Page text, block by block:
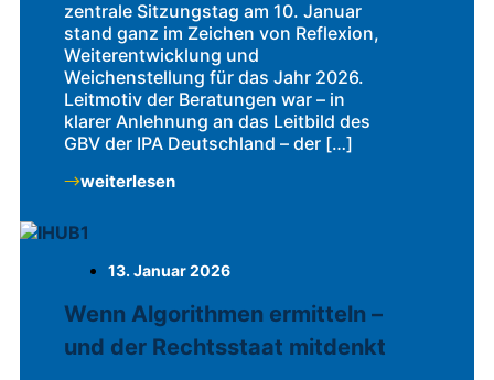
zentrale Sitzungstag am 10. Januar
stand ganz im Zeichen von Reflexion,
Weiterentwicklung und
Weichenstellung für das Jahr 2026.
Leitmotiv der Beratungen war – in
klarer Anlehnung an das Leitbild des
GBV der IPA Deutschland – der […]
weiterlesen
13. Januar 2026
Wenn Algorithmen ermitteln –
und der Rechtsstaat mitdenkt